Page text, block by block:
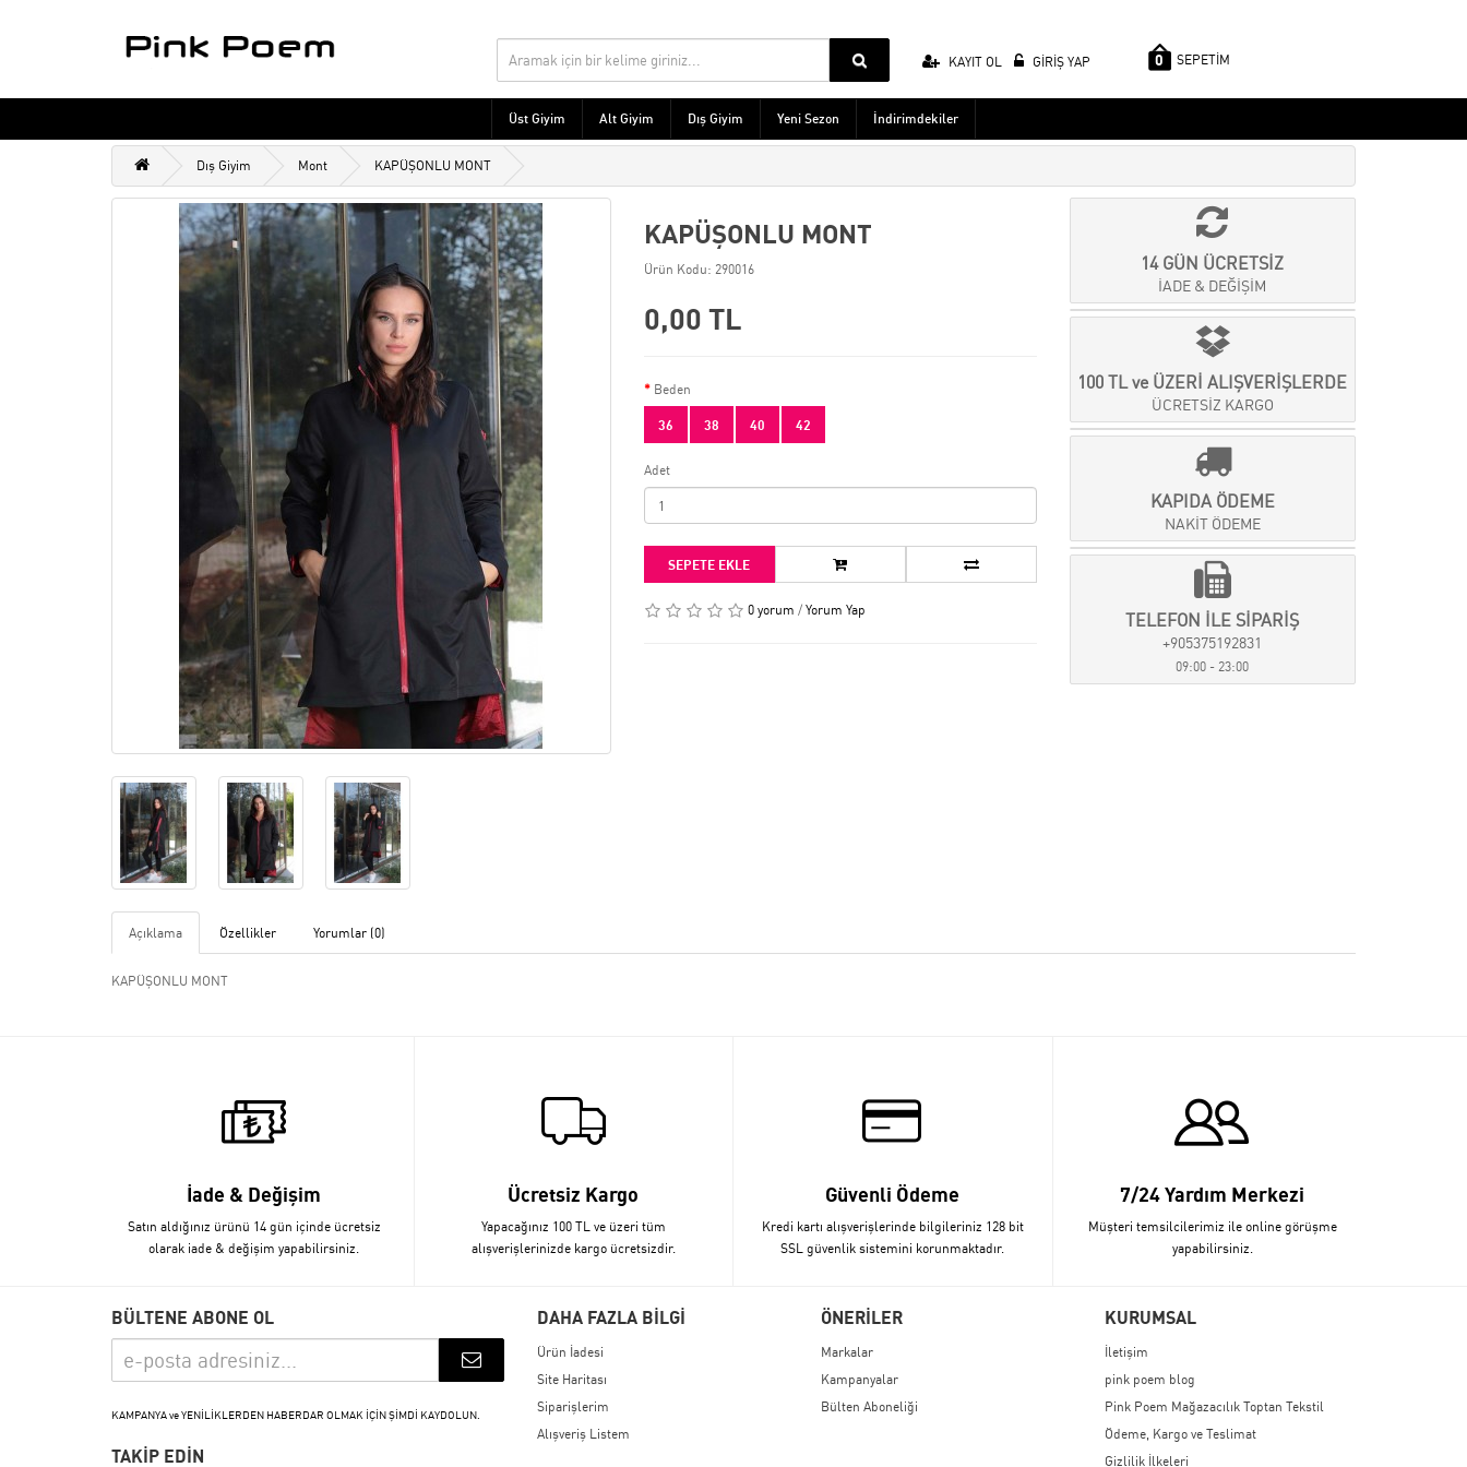
KAYIT OL GİRİŞ YAP 0 SEPETİM
Üst Giyim Alt Giyim Dış Giyim Yeni Sezon İndirimdekiler
Dış Giyim Mont KAPÜŞONLU MONT
KAPÜŞONLU MONT
Ürün Kodu: 290016
0,00 TL
Beden
36 38 40 42
Adet
SEPETE EKLE
0 yorum / Yorum Yap
14 GÜN ÜCRETSİZ
İADE & DEĞİŞİM
100 TL ve ÜZERİ ALIŞVERİŞLERDE
ÜCRETSİZ KARGO
KAPIDA ÖDEME
NAKİT ÖDEME
TELEFON İLE SİPARİŞ
+905375192831
09:00 - 23:00
Açıklama Özellikler Yorumlar (0)
KAPÜŞONLU MONT
İade & Değişim
Satın aldığınız ürünü 14 gün içinde ücretsiz
olarak iade & değişim yapabilirsiniz.
Ücretsiz Kargo
Yapacağınız 100 TL ve üzeri tüm
alışverişlerinizde kargo ücretsizdir.
Güvenli Ödeme
Kredi kartı alışverişlerinde bilgileriniz 128 bit
SSL güvenlik sistemini korunmaktadır.
7/24 Yardım Merkezi
Müşteri temsilcilerimiz ile online görüşme
yapabilirsiniz.
BÜLTENE ABONE OL
KAMPANYA ve YENİLİKLERDEN HABERDAR OLMAK İÇİN ŞİMDİ KAYDOLUN.
TAKİP EDİN
DAHA FAZLA BİLGİ
Ürün İadesi
Site Haritası
Siparişlerim
Alışveriş Listem
ÖNERİLER
Markalar
Kampanyalar
Bülten Aboneliği
KURUMSAL
İletişim
pink poem blog
Pink Poem Mağazacılık Toptan Tekstil
Ödeme, Kargo ve Teslimat
Gizlilik İlkeleri